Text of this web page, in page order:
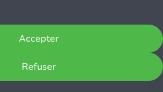
Refuser
Accepter